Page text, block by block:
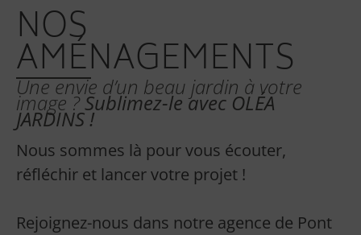
NOS
AMÉNAGEMENTS
Une envie d’un beau jardin à votre
image ?Sublimez-le avec OLÉA
JARDINS !
Nous sommes là pour vous écouter,
réfléchir et lancer votre projet !
Rejoignez-nous dans notre agence de Pont